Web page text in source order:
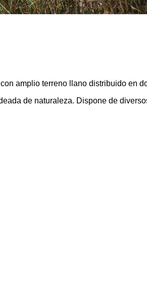
amplio terreno llano distribuido en
de naturaleza. Dispone de